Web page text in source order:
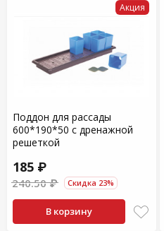
Акция
Поддон для рассады
600*190*50 с дренажной
решеткой
185 ₽
240.50 ₽ Скидка 23%
В корзину